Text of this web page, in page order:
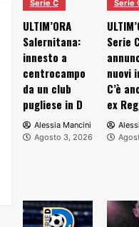
Serie C
ULTIM’ORA
Salernitana:
innesto a
centrocampo
da un club
pugliese in D
Alessia Mancini
Agosto 3, 2026
Serie
Serie
nuovi
C’è
ex